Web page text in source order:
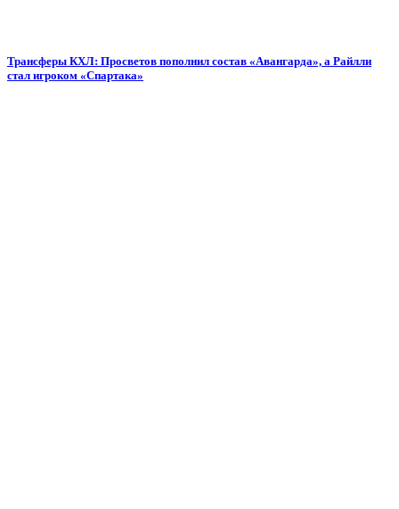
Трансферы КХЛ: Просветов пополнил состав «Авангарда», а Райлли
стал игроком «Спартака»